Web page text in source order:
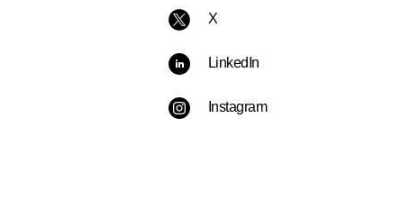
X
LinkedIn
Instagram